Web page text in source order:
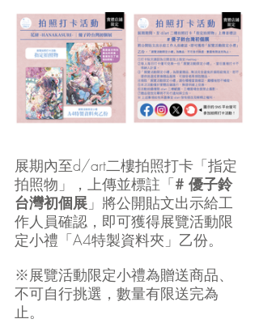
展期內至d/art二樓拍照打卡「指定
拍照物」，上傳並標註「# 優子鈴
台灣初個展 」將公開貼文出示給工
作人員確認，即可獲得展覽活動限
定小禮「A4特製資料夾」乙份。
※展覽活動限定小禮為贈送商品、
不可自行挑選，數量有限送完為
止。